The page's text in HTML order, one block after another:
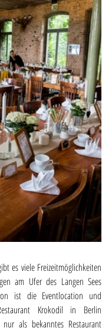
es viele Freizeitmöglichkeiten
am Ufer des Langen Sees
ist die Eventlocation und
Krokodil in Berlin
als bekanntes Restaurant